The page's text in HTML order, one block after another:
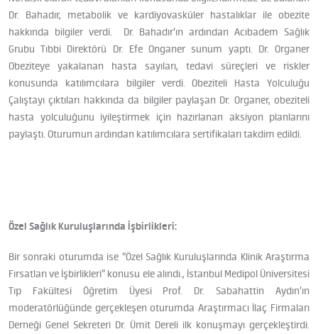
Dr. Bahadır, metabolik ve kardiyovasküler hastalıklar ile obezite
hakkında bilgiler verdi. Dr. Bahadır’ın ardından Acıbadem Sağlık
Grubu Tıbbi Direktörü Dr. Efe Onganer sunum yaptı. Dr. Organer
Obeziteye yakalanan hasta sayıları, tedavi süreçleri ve riskler
konusunda katılımcılara bilgiler verdi. Obeziteli Hasta Yolculuğu
Çalıştayı çıktıları hakkında da bilgiler paylaşan Dr. Organer, obeziteli
hasta yolculuğunu iyileştirmek için hazırlanan aksiyon planlarını
paylaştı. Oturumun ardından katılımcılara sertifikaları takdim edildi.
Özel Sağlık Kuruluşlarında İşbirlikleri:
Bir sonraki oturumda ise “Özel Sağlık Kuruluşlarında Klinik Araştırma
Fırsatları ve İşbirlikleri” konusu ele alındı., İstanbul Medipol Üniversitesi
Tıp Fakültesi Öğretim Üyesi Prof. Dr. Sabahattin Aydın’ın
moderatörlüğünde gerçekleşen oturumda Araştırmacı İlaç Firmaları
Derneği Genel Sekreteri Dr. Ümit Dereli ilk konuşmayı gerçekleştirdi.